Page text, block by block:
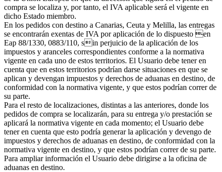
compra se localiza y, por tanto, el IVA aplicable será el vigente en
dicho Estado miembro.
En los pedidos con destino a Canarias, Ceuta y Melilla, las entregas
se encontrarán exentas de IVA por aplicación de lo dispuesto en
Eap 88/1330, 0883/110, sin perjuicio de la aplicación de los
impuestos y aranceles correspondientes conforme a la normativa
vigente en cada uno de estos territorios. El Usuario debe tener en
cuenta que en estos territorios podrían darse situaciones en que se
aplican y devengan impuestos y derechos de aduanas en destino, de
conformidad con la normativa vigente, y que estos podrían correr de
su parte.
Para el resto de localizaciones, distintas a las anteriores, donde los
pedidos de compra se localizarán, para su entrega y/o prestación se
aplicará la normativa vigente en cada momento; el Usuario debe
tener en cuenta que esto podría generar la aplicación y devengo de
impuestos y derechos de aduanas en destino, de conformidad con la
normativa vigente en destino, y que estos podrían correr de su parte.
Para ampliar información el Usuario debe dirigirse a la oficina de
aduanas en destino.